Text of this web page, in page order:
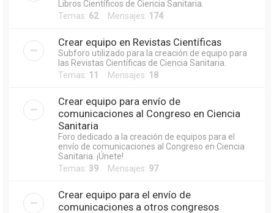
Libros Científicos de Ciencia Sanitaria.
Temas: 62Mensajes: 174
Crear equipo en Revistas Científicas
Subforo utilizado para la creación de equipo para
las Revistas Científicas de Ciencia Sanitaria.
Temas: 11 Mensajes: 18
Crear equipo para envío de
comunicaciones al Congreso en Ciencia
Sanitaria
Foro dedicado a la creación de equipos para el
envío de comunicaciones al Congreso en Ciencia
Sanitaria. ¡Únete!
Temas: 39 Mensajes: 97
Crear equipo para el envío de
comunicaciones a otros congresos